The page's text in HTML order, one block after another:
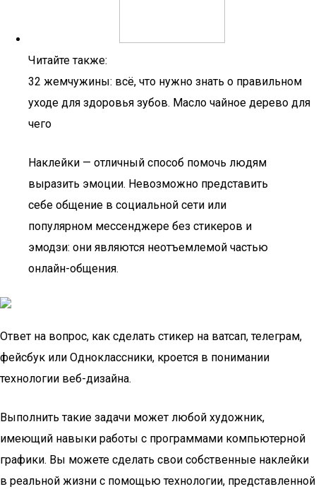
Читайте также:
32 жемчужины: всё, что нужно знать о правильном
уходе для здоровья зубов. Масло чайное дерево для
чего
Наклейки — отличный способ помочь людям
выразить эмоции. Невозможно представить
себе общение в социальной сети или
популярном мессенджере без стикеров и
эмодзи: они являются неотъемлемой частью
онлайн-общения.
Ответ на вопрос, как сделать стикер на ватсап, телеграм,
фейсбук или Одноклассники, кроется в понимании
технологии веб-дизайна.
Выполнить такие задачи может любой художник,
имеющий навыки работы с программами компьютерной
графики. Вы можете сделать свои собственные наклейки
в реальной жизни с помощью технологии, представленной